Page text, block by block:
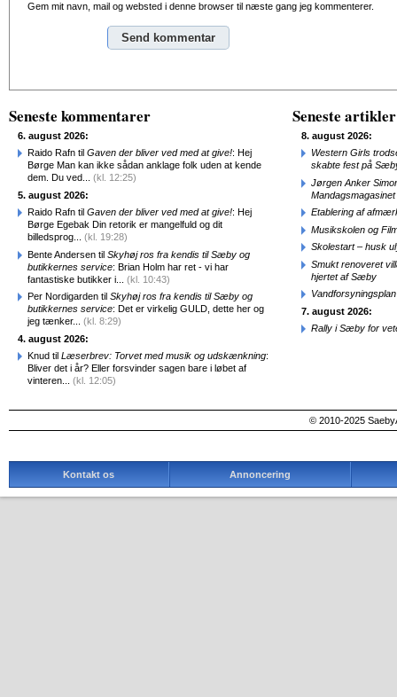
Gem mit navn, mail og websted i denne browser til næste gang jeg kommenterer.
Seneste kommentarer
6. august 2026:
Raido Rafn til Gaven der bliver ved med at give!: Hej
Børge Man kan ikke sådan anklage folk uden at kende
dem. Du ved... (kl. 12:25)
5. august 2026:
Raido Rafn til Gaven der bliver ved med at give!: Hej
Børge Egebak Din retorik er mangelfuld og dit
billedsprog... (kl. 19:28)
Bente Andersen til Skyhøj ros fra kendis til Sæby og
butikkernes service: Brian Holm har ret - vi har
fantastiske butikker i... (kl. 10:43)
Per Nordigarden til Skyhøj ros fra kendis til Sæby og
butikkernes service: Det er virkelig GULD, dette her og
jeg tænker... (kl. 8:29)
4. august 2026:
Knud til Læserbrev: Torvet med musik og udskænkning:
Bliver det i år? Eller forsvinder sagen bare i løbet af
vinteren... (kl. 12:05)
Seneste artikler
8. august 2026:
Western Girls
skabte fest på
Jørgen Anker
Mandagsmagasinet
Etablering af
Musikskolen og
Skolestart – husk
Smukt renoveret
hjertet af Sæby
7. august 2026:
Rally i Sæby for
© 2010-2025
Kontakt os Annoncering